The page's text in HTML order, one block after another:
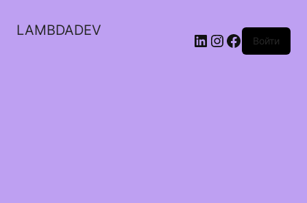
LAMBDADEV LinkedIn
Instagram
Facebook
Войти